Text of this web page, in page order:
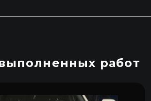
работ